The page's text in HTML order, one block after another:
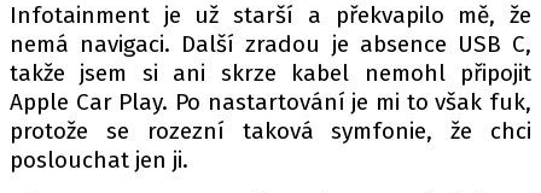
Infotainment je už starší a překvapilo mě, že
nemá navigaci. Další zradou je absence USB C,
takže jsem si ani skrze kabel nemohl připojit
Apple Car Play. Po nastartování je mi to však fuk,
protože se rozezní taková symfonie, že chci
poslouchat jen ji.